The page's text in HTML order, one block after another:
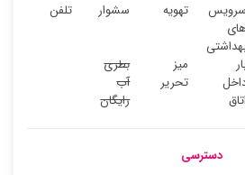
سرویس
های
تهویه سشوار تلفن
اتاق
میز
تحریر
بطری
آب
رایگان
دسترسی